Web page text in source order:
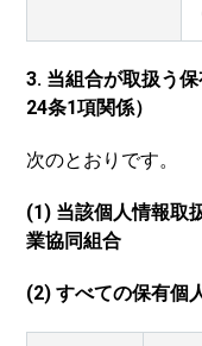
3. 当組合が取扱う
24条1項関係）
次のとおりです。
(1) 当該個人情報取
業協同組合
(2) すべての保有個